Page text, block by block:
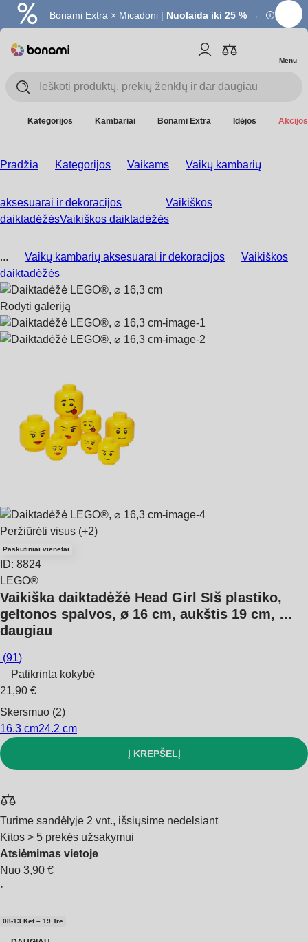
Bonami Extra × Micadoni | Nuolaida iki 25 % →
Menu
Kategorijos Kambariai Bonami Extra Idėjos
Pradžia Kategorijos Vaikams Vaikų kambarių
aksesuarai ir dekoracijos
Vaikiškos
daiktadėžėsVaikiškos daiktadėžės
... Vaikų kambarių aksesuarai ir dekoracijos
Vaikiškos
daiktadėžės
Rodyti galeriją
Peržiūrėti visus (+2)
Paskutiniai vienetai
ID: 8824
LEGO®
Vaikiška daiktadėžė Head Girl SIš plastiko,
geltonos spalvos, ø 16 cm, aukštis 19 cm, …
daugiau
(91)
Patikrinta kokybė
21,90 €
Skersmuo (2)
16.3 cm24.2 cm
Į KREPŠELĮ
Turime sandėlyje 2 vnt., išsiųsime nedelsiant
Kitos > 5 prekės užsakymui
Atsiėmimas vietoje
Nuo 3,90 €
·
08‑13 Ket – 19 Tre